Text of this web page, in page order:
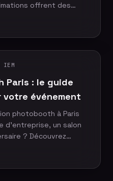
offrent des
leurs avantages,
pour choisir la
entreprise, votre
soirée événementielle.
IEM
Paris : le guide
votre événement
photobooth à Paris
d'entreprise, un salon
? Découvrez
les options de
de nos experts